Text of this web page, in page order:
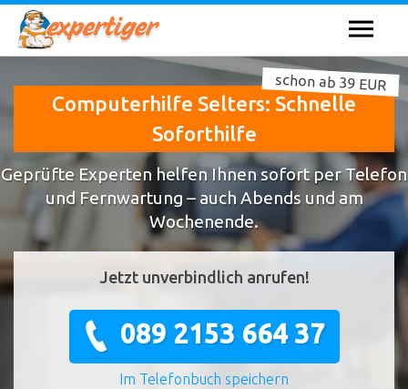
Computerhilfe Selters: Schnelle
Soforthilfe
schon ab 39 EUR
Geprüfte Experten helfen Ihnen sofort per Telefon
und Fernwartung – auch Abends und am
Wochenende.
Jetzt unverbindlich anrufen!
089 2153 664 37
Im Telefonbuch speichern